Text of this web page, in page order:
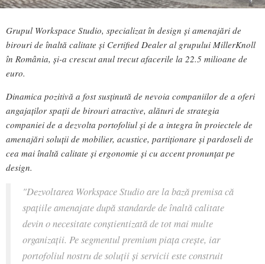
Grupul Workspace Studio, specializat în design și amenajări de
birouri de înaltă calitate și Certified Dealer al grupului MillerKnoll
în România, și-a crescut anul trecut afacerile la 22.5 milioane de
euro.
Dinamica pozitivă a fost susținută de nevoia companiilor de a oferi
angajaților spații de birouri atractive, alături de strategia
companiei de a dezvolta portofoliul și de a integra în proiectele de
amenajări soluții de mobilier, acustice, partiționare și pardoseli de
cea mai înaltă calitate și ergonomie și cu accent pronunțat pe
design.
"Dezvoltarea Workspace Studio are la bază premisa că
spațiile amenajate după standarde de înaltă calitate
devin o necesitate conștientizată de tot mai multe
organizații. Pe segmentul premium piața crește, iar
portofoliul nostru de soluții și servicii este construit